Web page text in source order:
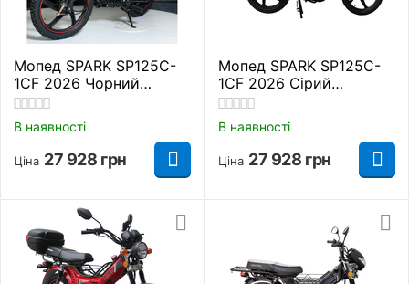
Мопед SPARK SP125C-
1CF 2026 Чорний
Повітряне
В наявності
Ціна 27 928 грн
Мопед SPARK SP125C-
1CF 2026 Сірий
Повітряне
В наявності
Ціна 27 928 грн